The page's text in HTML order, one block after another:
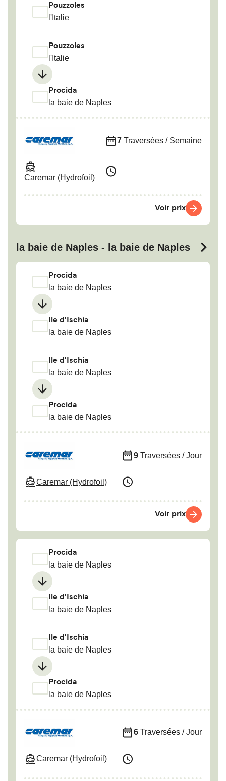
Pouzzoles
l'Italie
Pouzzoles
l'Italie
Procida
la baie de Naples
Caremar (Hydrofoil)
7 Traversées / Semaine
Voir prix
la baie de Naples - la baie de Naples
Procida
la baie de Naples
Ile d'Ischia
la baie de Naples
Ile d'Ischia
la baie de Naples
Procida
la baie de Naples
Caremar (Hydrofoil)
9 Traversées / Jour
Voir prix
Procida
la baie de Naples
Ile d'Ischia
la baie de Naples
Ile d'Ischia
la baie de Naples
Procida
la baie de Naples
Caremar (Hydrofoil)
6 Traversées / Jour